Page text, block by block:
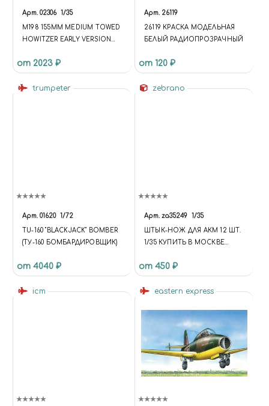
Арт. 02306 1/35
M198 155MM MEDIUM TOWED
HOWITZER EARLY VERSION
РАННЯЯ ВЕРСИЯ)
от 2023 ₽
Арт. 26119
26119 КРАСКА МОДЕЛЬНАЯ
БЕЛЫЙ РАДИОПРОЗРАЧНЫЙ
от 120 ₽
trumpeter
Арт. 01620 1/72
TU-160 "BLACKJACK" BOMBER
(ТУ-160 БОМБАРДИРОВЩИК)
от 4040 ₽
zebrano
Арт. za35249 1/35
ШТЫК-НОЖ ДЛЯ АКМ 12 ШТ.
1/35 КУПИТЬ В МОСКВЕ
И КОНВЕРСИОННЫЕ
НАБОРЫ ДОПОЛНЕНИЯ ДЛЯ
ФИГУР 1/35 АКСЕССУАРЫ ДЛЯ
от 450 ₽
icm eastern express